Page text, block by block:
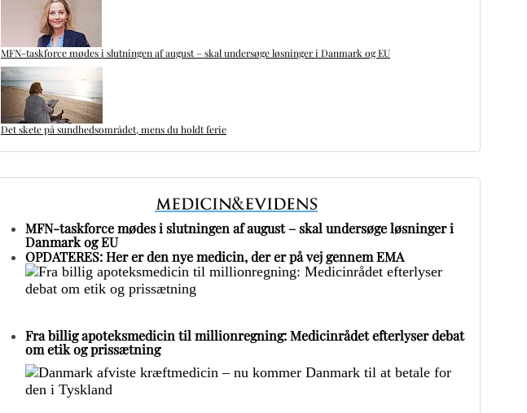
MFN-taskforce mødes i slutningen af august – skal undersøge løsninger i Danmark og EU
Det skete på sundhedsområdet, mens du holdt ferie
MFN-taskforce mødes i slutningen af august – skal undersøge løsninger i
Danmark og EU
OPDATERES: Her er den nye medicin, der er på vej gennem EMA
Fra billig apoteksmedicin til millionregning: Medicinrådet efterlyser debat
om etik og prissætning